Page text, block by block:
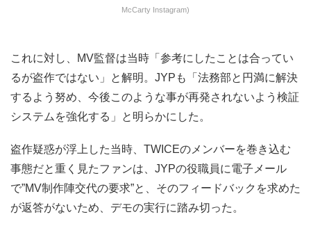
McCarty Instagram)
これに対し、MV監督は当時「参考にしたことは合ってい
るが盗作ではない」と解明。JYPも「法務部と円満に解決
するよう努め、今後このような事が再発されないよう検証
システムを強化する」と明らかにした。
盗作疑惑が浮上した当時、TWICEのメンバーを巻き込む
事態だと重く見たファンは、JYPの役職員に電子メール
で”MV制作陣交代の要求”と、そのフィードバックを求めた
が返答がないため、デモの実行に踏み切った。